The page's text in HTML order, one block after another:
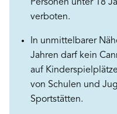
Personen unter 18
verboten.
In unmittelbarer
Jahren darf kein
auf
von Schulen und
Sportstätten.